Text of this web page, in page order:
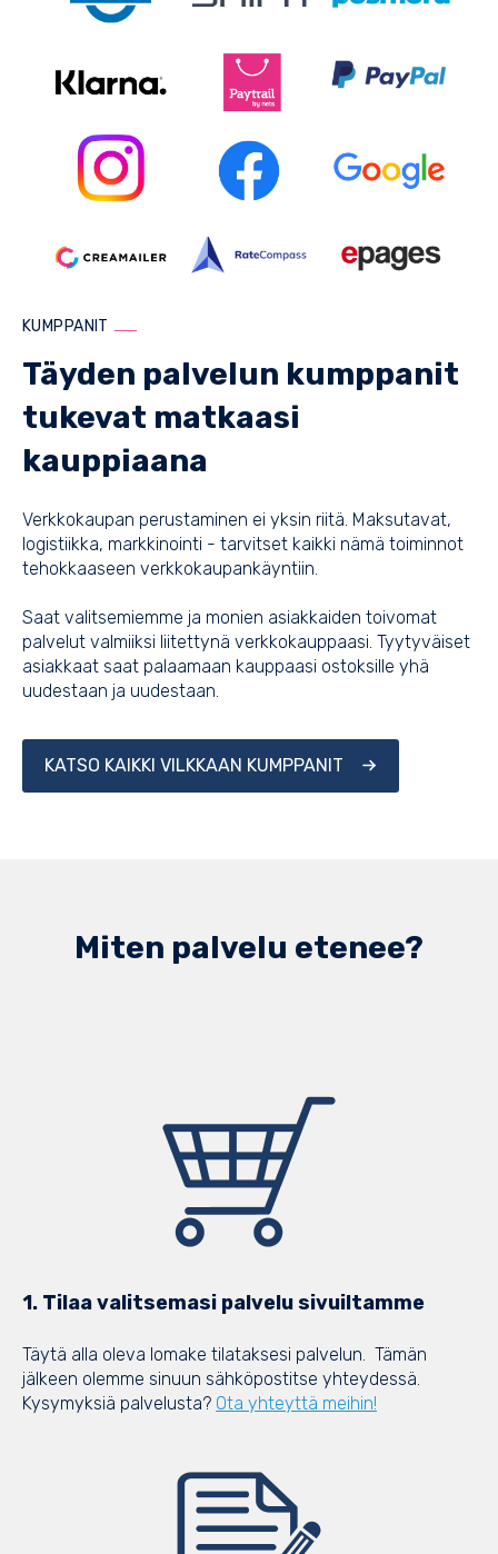
KUMPPANIT
Täyden palvelun kumppanit
tukevat matkaasi
kauppiaana
Verkkokaupan perustaminen ei yksin riitä. Maksutavat,
logistiikka, markkinointi - tarvitset kaikki nämä toiminnot
tehokkaaseen verkkokaupankäyntiin.
Saat valitsemiemme ja monien asiakkaiden toivomat
palvelut valmiiksi liitettynä verkkokauppaasi. Tyytyväiset
asiakkaat saat palaamaan kauppaasi ostoksille yhä
uudestaan ja uudestaan.
KATSO KAIKKI VILKKAAN KUMPPANIT
Miten palvelu etenee?
1. Tilaa valitsemasi palvelu sivuiltamme
Täytä alla oleva lomake tilataksesi palvelun. Tämän
jälkeen olemme sinuun sähköpostitse yhteydessä.
Kysymyksiä palvelusta? Ota yhteyttä meihin!